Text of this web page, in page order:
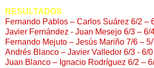
RESULTADOS
Fernando Pablos – Carlos Suárez 6/2 –
Javier Fernández - Juan Mesejo 6/3 – 6/
Fernando Mejuto – Jesús Mariño 7/6 –
Andrés Blanco – Javier Valledor 6/3 - 6/0
Juan Blanco – Ignacio Rodríguez 6/2 –